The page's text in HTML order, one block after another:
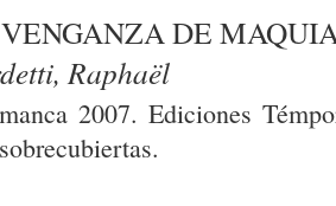
DE
Raphaël
2007. Ediciones